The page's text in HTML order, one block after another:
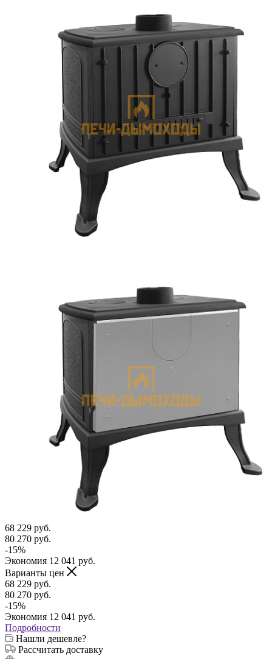
68 229 руб.
80 270 руб.
-15%
Экономия 12 041 руб.
Варианты цен
68 229 руб.
80 270 руб.
-15%
Экономия 12 041 руб.
Подробности
Нашли дешевле?
Рассчитать доставку